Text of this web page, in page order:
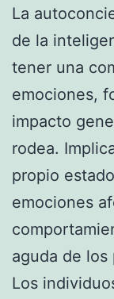
La
de la
tener una
emociones,
impacto
rodea.
propio
emociones
aguda de
Los